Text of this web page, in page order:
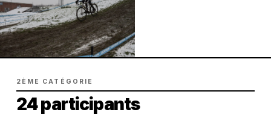
2ÈME CATÉGORIE
24 participants